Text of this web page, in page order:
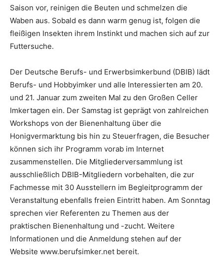
Saison vor, reinigen die Beuten und schmelzen die
Waben aus. Sobald es dann warm genug ist, folgen die
fleißigen Insekten ihrem Instinkt und machen sich auf zur
Futtersuche.
Der Deutsche Berufs- und Erwerbsimkerbund (DBIB) lädt
Berufs- und Hobbyimker und alle Interessierten am 20.
und 21. Januar zum zweiten Mal zu den Großen Celler
Imkertagen ein. Der Samstag ist geprägt von zahlreichen
Workshops von der Bienenhaltung über die
Honigvermarktung bis hin zu Steuerfragen, die Besucher
können sich ihr Programm vorab im Internet
zusammenstellen. Die Mitgliederversammlung ist
ausschließlich DBIB-Mitgliedern vorbehalten, die zur
Fachmesse mit 30 Ausstellern im Begleitprogramm der
Veranstaltung ebenfalls freien Eintritt haben. Am Sonntag
sprechen vier Referenten zu Themen aus der
praktischen Bienenhaltung und -zucht. Weitere
Informationen und die Anmeldung stehen auf der
Website www.berufsimker.net bereit.